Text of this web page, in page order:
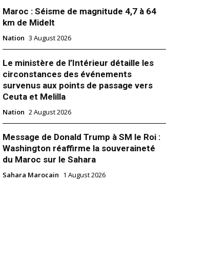
Sahara marocain,
et de stabilité
Unies sur la situation
le Secrétaire général
mis en avant
dernier, d’un
Tchad à Dakhla. Ce
29ème représentation
dans les
Maroc : Séisme de magnitude 4,7 à 64
km de Midelt
Nation 3 August 2026
Le ministère de l’Intérieur détaille les
circonstances des événements
survenus aux points de passage vers
Ceuta et Melilla
Nation 2 August 2026
Message de Donald Trump à SM le Roi :
Washington réaffirme la souveraineté
du Maroc sur le Sahara
Sahara Marocain 1 August 2026